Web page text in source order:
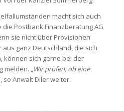
macht sich auch
Postbank Finanzberatung AG
sie nicht über Provisionen
ganz Deutschland, die sich
können sich gerne bei der
melden. „Wir prüfen, ob eine
so Anwalt Diler weiter.